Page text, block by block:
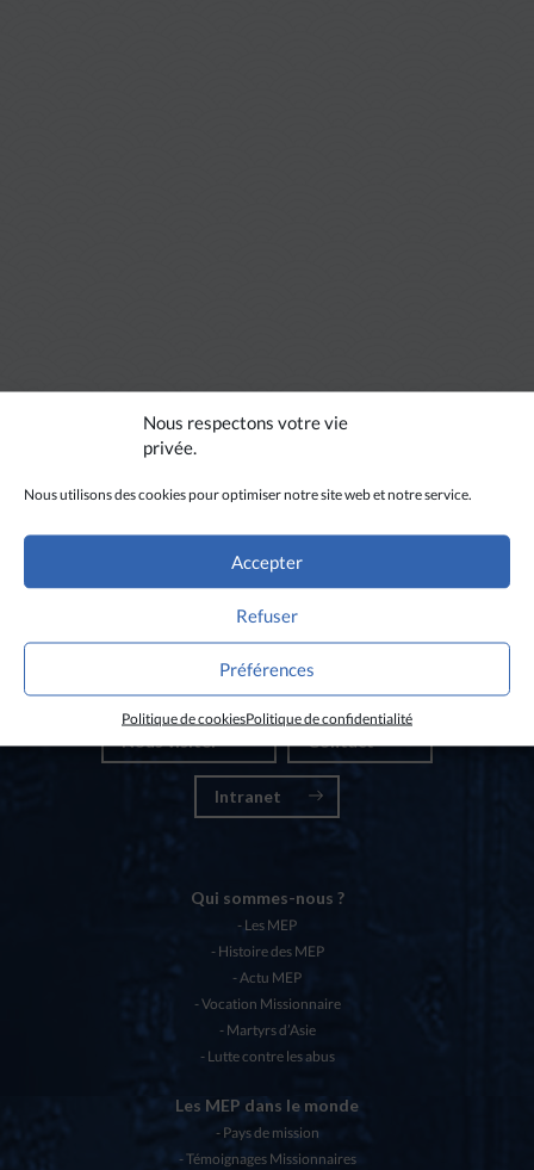
Nous respectons votre vie
privée.
Nous utilisons des cookies pour optimiser notre site web et notre service.
Accepter
Refuser
Préférences
Politique de cookiesPolitique de confidentialité
Nous visiter Contact
Intranet
Qui sommes-nous ?
Les MEP
Histoire des MEP
Actu MEP
Vocation Missionnaire
Martyrs d’Asie
Lutte contre les abus
Les MEP dans le monde
Pays de mission
Témoignages Missionnaires